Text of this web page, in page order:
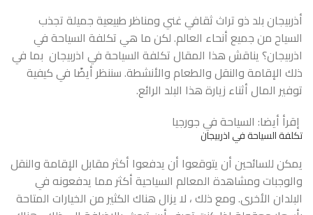
أذربيجان بلد ذو تراث ثقافي غني ومناظر طبيعية جميلة تجذب
السياح من جميع أنحاء العالم. لكن ما هي تكلفة السياحة في
اذربيجان؟ يناقش هذا المقال تكلفة السياحة في اذربيجان بما في
ذلك الإقامة والنقل والطعام والأنشطة. سننظر أيضًا في كيفية
توفير المال أثناء زيارة هذا البلد الرائع.
إقرأ أيضا: السياحة في جورجيا
تكلفة السياحة في اذربيجان
يمكن للسائحين أن يتوقعوا أن يدفعوا أكثر مقابل الإقامة والنقل
والوجبات ومشاهدة المعالم السياحية أكثر مما يدفعونه في
البلدان الأخرى. ومع ذلك ، لا يزال هناك الكثير من الخيارات المتاحة